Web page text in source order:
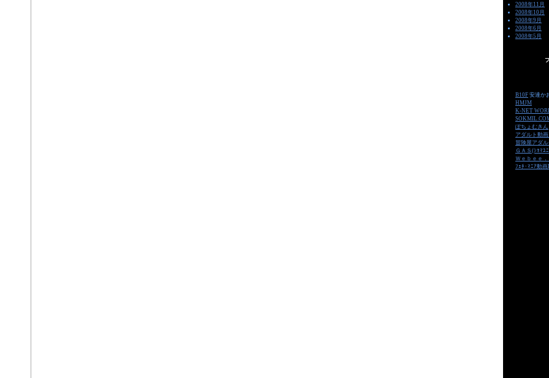
2008年11月
2008年10月
2008年9月
2008年6月
2008年5月
B10F 安達か
HMJM
K-NET
ぽちょむきん
アダルト動
冒険屋アダル
ＧＡＳ(ｼﾈﾏﾕ
Ｗｅｂｅｅ．
ﾌｪﾁ･ﾏﾆｱ動画